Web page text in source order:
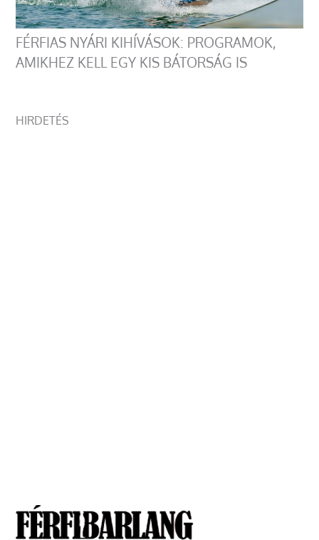
FÉRFIAS NYÁRI KIHÍVÁSOK: PROGRAMOK,
AMIKHEZ KELL EGY KIS BÁTORSÁG IS
HIRDETÉS